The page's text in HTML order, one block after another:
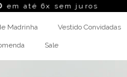
jurosFRETE GRÁTIS
Madrinha Vestido Convidadas
Sale